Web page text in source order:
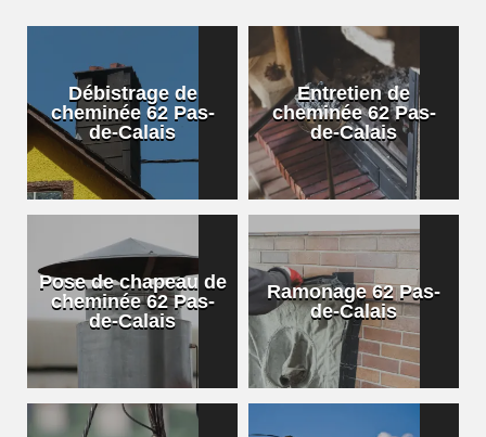
Débistrage de
cheminée 62 Pas-
de-Calais
Entretien de
cheminée 62 Pas-
de-Calais
Pose de chapeau de
cheminée 62 Pas-
de-Calais
Ramonage 62 Pas-
de-Calais